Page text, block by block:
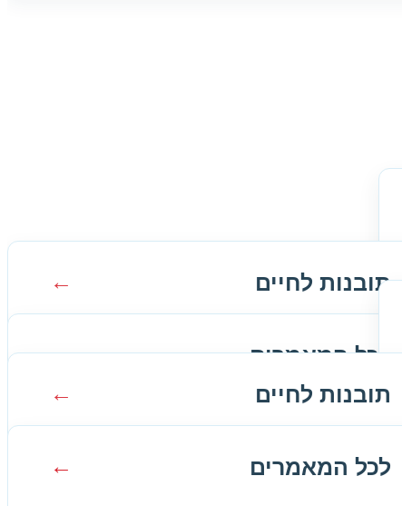
תובנות לחיים
לכל המאמרים
לפנויות
לפנויים
תובנות לחיים
לכל המאמרים